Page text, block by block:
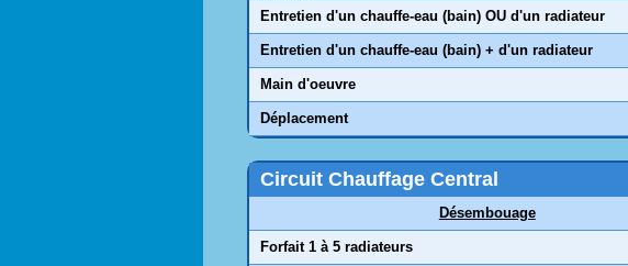
Entretien d'un chauffe-eau (bain) OU d'un radiateur
Entretien d'un chauffe-eau (bain) + d'un radiateur
Main d'oeuvre
Déplacement
Circuit Chauffage Central
Désembouage
Forfait 1 à 5 radiateurs